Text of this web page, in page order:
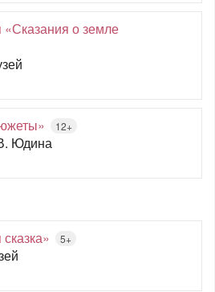
«Сказания о земле
12+
Юдина
5+